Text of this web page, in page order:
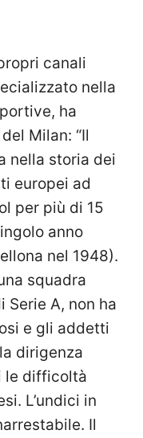
canali
nella
ha
Milan: “Il
nella storia dei
europei ad
per più di 15
anno
nel 1948).
squadra
Serie A, non ha
e gli addetti
dirigenza
le difficoltà
L’undici in
Il